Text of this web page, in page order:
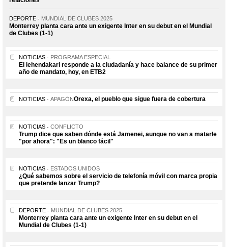
DEPORTE MUNDIAL DE CLUBES 2025
Monterrey planta cara ante un exigente Inter en su debut en el Mundial
de Clubes (1-1)
NOTICIAS PROGRAMA ESPECIAL
El lehendakari responde a la ciudadanía y hace balance de su primer
año de mandato, hoy, en ETB2
NOTICIAS APAGÓNOrexa, el pueblo que sigue fuera de cobertura
NOTICIAS CONFLICTO
Trump dice que saben dónde está Jamenei, aunque no van a matarle
"por ahora": "Es un blanco fácil"
NOTICIAS ESTADOS UNIDOS
¿Qué sabemos sobre el servicio de telefonía móvil con marca propia
que pretende lanzar Trump?
DEPORTE MUNDIAL DE CLUBES 2025
Monterrey planta cara ante un exigente Inter en su debut en el
Mundial de Clubes (1-1)